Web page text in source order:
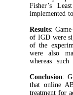
Fisher’s
implemented
Results:
of IGD
of the
were also
whereas
Conclusion:
that online
treatment